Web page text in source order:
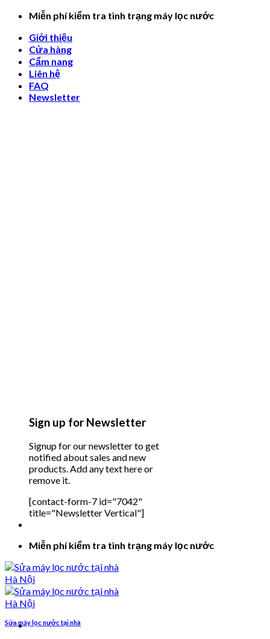
Skip
content
Miễn phí kiểm tra tình trạng máy lọc nước
Giới thiệu
Cửa hàng
Cẩm nang
Liên hệ
FAQ
Newsletter
Sign up for Newsletter
Signup for our newsletter to get
notified about sales and new
products. Add any text here or
remove it.
[contact-form-7 id="7042"
title="Newsletter Vertical"]
Miễn phí kiểm tra tình trạng máy lọc nước
Sửa máy lọc nước tại nhà